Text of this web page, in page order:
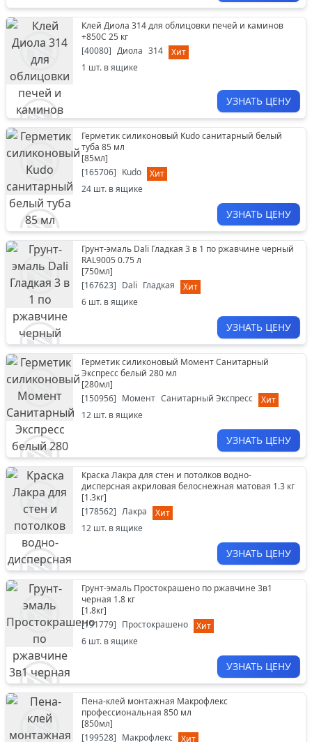
Клей Диола 314 для облицовки печей и каминов
+850С 25 кг
[40080] Диола 314
Хит
1 шт. в ящике
УЗНАТЬ ЦЕНУ
Герметик силиконовый Kudo санитарный белый
туба 85 мл
[85мл]
[165706] Kudo
Хит
24 шт. в ящике
УЗНАТЬ ЦЕНУ
Грунт-эмаль Dali Гладкая 3 в 1 по ржавчине черный
RAL9005 0.75 л
[750мл]
[167623] Dali Гладкая
Хит
6 шт. в ящике
УЗНАТЬ ЦЕНУ
Герметик силиконовый Момент Санитарный
Экспресс белый 280 мл
[280мл]
[150956] Момент Санитарный Экспресс
Хит
12 шт. в ящике
УЗНАТЬ ЦЕНУ
Краска Лакра для стен и потолков водно-
дисперсная акриловая белоснежная матовая 1.3 кг
[1.3кг]
[178562] Лакра
Хит
12 шт. в ящике
УЗНАТЬ ЦЕНУ
Грунт-эмаль Простокрашено по ржавчине 3в1
черная 1.8 кг
[1.8кг]
[191779] Простокрашено
Хит
6 шт. в ящике
УЗНАТЬ ЦЕНУ
Пена-клей монтажная Макрофлекс
профессиональная 850 мл
[850мл]
[199528] Макрофлекс
Хит